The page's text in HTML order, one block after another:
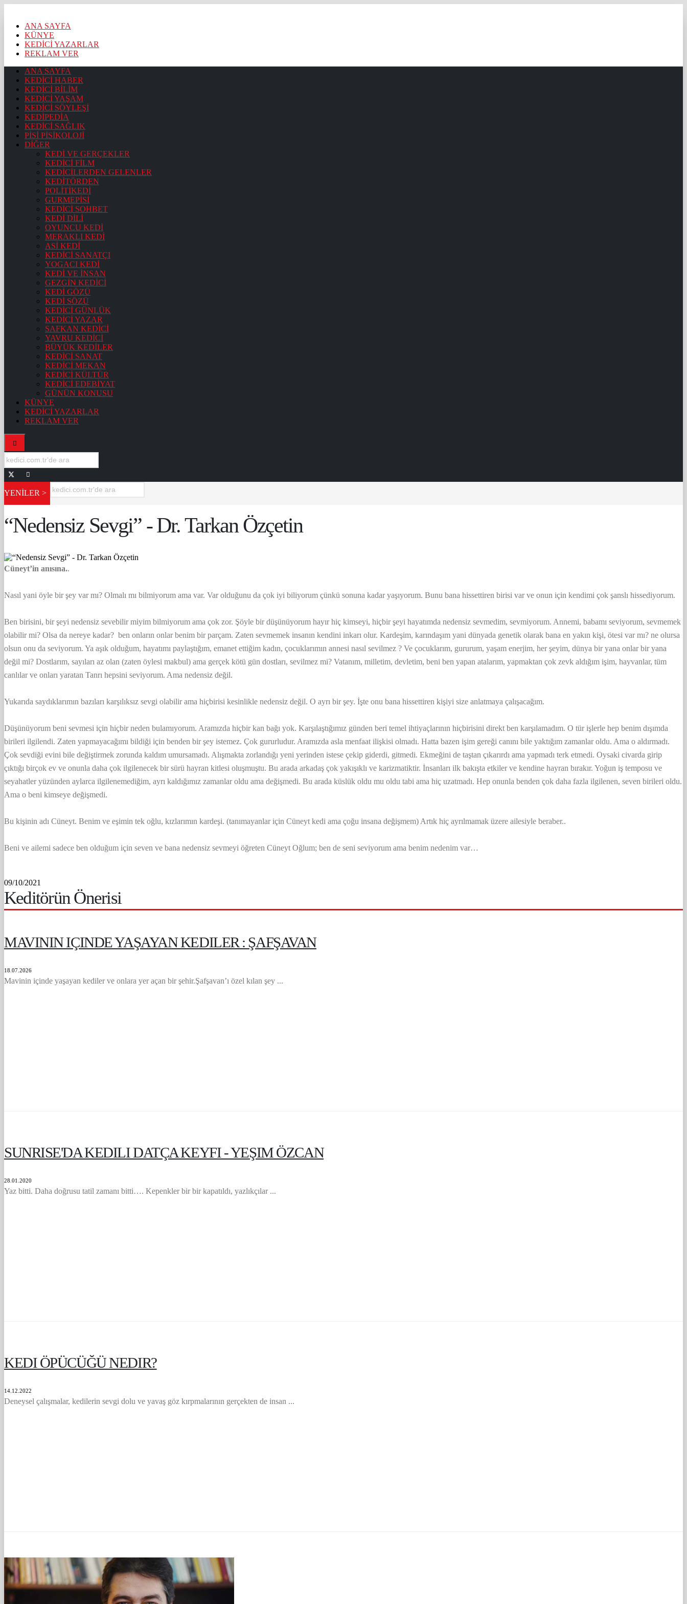
ANA SAYFA
KÜNYE
KEDİCİ YAZARLAR
REKLAM VER
ANA SAYFA
KEDİCİ HABER
KEDİCİ BİLİM
KEDİCİ YAŞAM
KEDİCİ SÖYLEŞİ
KEDİPEDİA
KEDİCİ SAĞLIK
PİSİ PİSİKOLOJİ
DİĞER
KEDİ VE GERÇEKLER
KEDİCİ FİLM
KEDİCİLERDEN GELENLER
KEDİTÖRDEN
POLİTİKEDİ
GURMEPİSİ
KEDİCİ SOHBET
KEDİ DİLİ
OYUNCU KEDİ
MERAKLI KEDİ
ASİ KEDİ
KEDİCİ SANATÇI
YOGACI KEDİ
KEDİ VE İNSAN
GEZGİN KEDİCİ
KEDİ GÖZÜ
KEDİ SÖZÜ
KEDİCİ GÜNLÜK
KEDİCİ YAZAR
SAFKAN KEDİCİ
YAVRU KEDİCİ
BÜYÜK KEDİLER
KEDİCİ SANAT
KEDİCİ MEKAN
KEDİCİ KÜLTÜR
KEDİCİ EDEBİYAT
GÜNÜN KONUSU
KÜNYE
KEDİCİ YAZARLAR
REKLAM VER
YENİLER >
“Nedensiz Sevgi” - Dr. Tarkan Özçetin
Cüneyt’in anısına..
Nasıl yani öyle bir şey var mı? Olmalı mı bilmiyorum ama var. Var olduğunu da çok iyi biliyorum çünkü sonuna kadar yaşıyorum. Bunu bana hissettiren birisi var ve onun için kendimi çok şanslı hissediyorum.
Ben birisini, bir şeyi nedensiz sevebilir miyim bilmiyorum ama çok zor. Şöyle bir düşünüyorum hayır hiç kimseyi, hiçbir şeyi hayatımda nedensiz sevmedim, sevmiyorum. Annemi, babamı seviyorum, sevmemek
olabilir mi? Olsa da nereye kadar? ben onların onlar benim bir parçam. Zaten sevmemek insanın kendini inkarı olur. Kardeşim, karındaşım yani dünyada genetik olarak bana en yakın kişi, ötesi var mı? ne olursa
olsun onu da seviyorum. Ya aşık olduğum, hayatımı paylaştığım, emanet ettiğim kadın, çocuklarımın annesi nasıl sevilmez ? Ve çocuklarım, gururum, yaşam enerjim, her şeyim, dünya bir yana onlar bir yana
değil mi? Dostlarım, sayıları az olan (zaten öylesi makbul) ama gerçek kötü gün dostları, sevilmez mi? Vatanım, milletim, devletim, beni ben yapan atalarım, yapmaktan çok zevk aldığım işim, hayvanlar, tüm
canlılar ve onları yaratan Tanrı hepsini seviyorum. Ama nedensiz değil.
Yukarıda saydıklarımın bazıları karşılıksız sevgi olabilir ama hiçbirisi kesinlikle nedensiz değil. O ayrı bir şey. İşte onu bana hissettiren kişiyi size anlatmaya çalışacağım.
Düşünüyorum beni sevmesi için hiçbir neden bulamıyorum. Aramızda hiçbir kan bağı yok. Karşılaştığımız günden beri temel ihtiyaçlarının hiçbirisini direkt ben karşılamadım. O tür işlerle hep benim dışımda
birileri ilgilendi. Zaten yapmayacağımı bildiği için benden bir şey istemez. Çok gururludur. Aramızda asla menfaat ilişkisi olmadı. Hatta bazen işim gereği canını bile yaktığım zamanlar oldu. Ama o aldırmadı.
Çok sevdiği evini bile değiştirmek zorunda kaldım umursamadı. Alışmakta zorlandığı yeni yerinden istese çekip giderdi, gitmedi. Ekmeğini de taştan çıkarırdı ama yapmadı terk etmedi. Oysaki civarda girip
çıktığı birçok ev ve onunla daha çok ilgilenecek bir sürü hayran kitlesi oluşmuştu. Bu arada arkadaş çok yakışıklı ve karizmatiktir. İnsanları ilk bakışta etkiler ve kendine hayran bırakır. Yoğun iş temposu ve
seyahatler yüzünden aylarca ilgilenemediğim, ayrı kaldığımız zamanlar oldu ama değişmedi. Bu arada küslük oldu mu oldu tabi ama hiç uzatmadı. Hep onunla benden çok daha fazla ilgilenen, seven birileri oldu.
Ama o beni kimseye değişmedi.
Bu kişinin adı Cüneyt. Benim ve eşimin tek oğlu, kızlarımın kardeşi. (tanımayanlar için Cüneyt kedi ama çoğu insana değişmem) Artık hiç ayrılmamak üzere ailesiyle beraber..
Beni ve ailemi sadece ben olduğum için seven ve bana nedensiz sevmeyi öğreten Cüneyt Oğlum; ben de seni seviyorum ama benim nedenim var…
09/10/2021
Keditörün Önerisi
MAVININ IÇINDE YAŞAYAN KEDILER : ŞAFŞAVAN
18.07.2026
Mavinin içinde yaşayan kediler ve onlara yer açan bir şehir.Şafşavan’ı özel kılan şey ...
SUNRISE'DA KEDILI DATÇA KEYFI - YEŞIM ÖZCAN
28.01.2020
Yaz bitti. Daha doğrusu tatil zamanı bitti…. Kepenkler bir bir kapatıldı, yazlıkçılar ...
KEDI ÖPÜCÜĞÜ NEDIR?
14.12.2022
Deneysel çalışmalar, kedilerin sevgi dolu ve yavaş göz kırpmalarının gerçekten de insan ...